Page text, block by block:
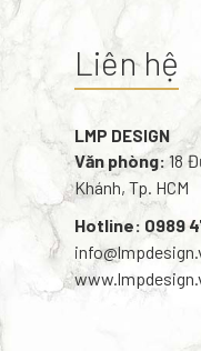
Liên hệ
LMP DESIGN
Văn phòng:18
Khánh, Tp. HCM
Hotline: 0989